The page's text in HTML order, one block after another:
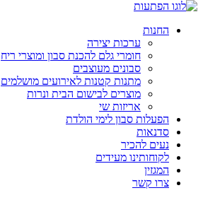
החנות
ערכות יצירה
חומרי גלם להכנת סבון ומוצרי ריח
סבונים מעוצבים
מתנות קטנות לאירועים מושלמים
מוצרים לבישום הבית ונרות
אריזות שי
הפעלות סבון לימי הולדת
סדנאות
נעים להכיר
לקוחותינו מעידים
המגזין
צרו קשר